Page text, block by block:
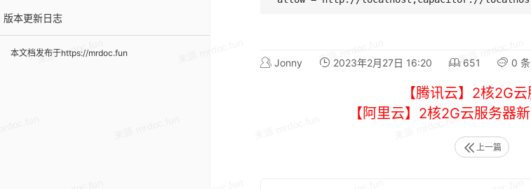
版本更新日志
本文档发布于https://mrdoc.fun
Jonny 2023年2月27日 16:20 651 0
【腾讯云】2核2G
【阿里云】2核2G云服务器
上一篇